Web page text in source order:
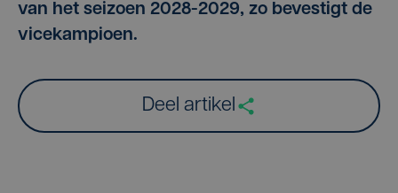
van het seizoen 2028-2029, zo bevestigt de
vicekampioen.
Deel artikel